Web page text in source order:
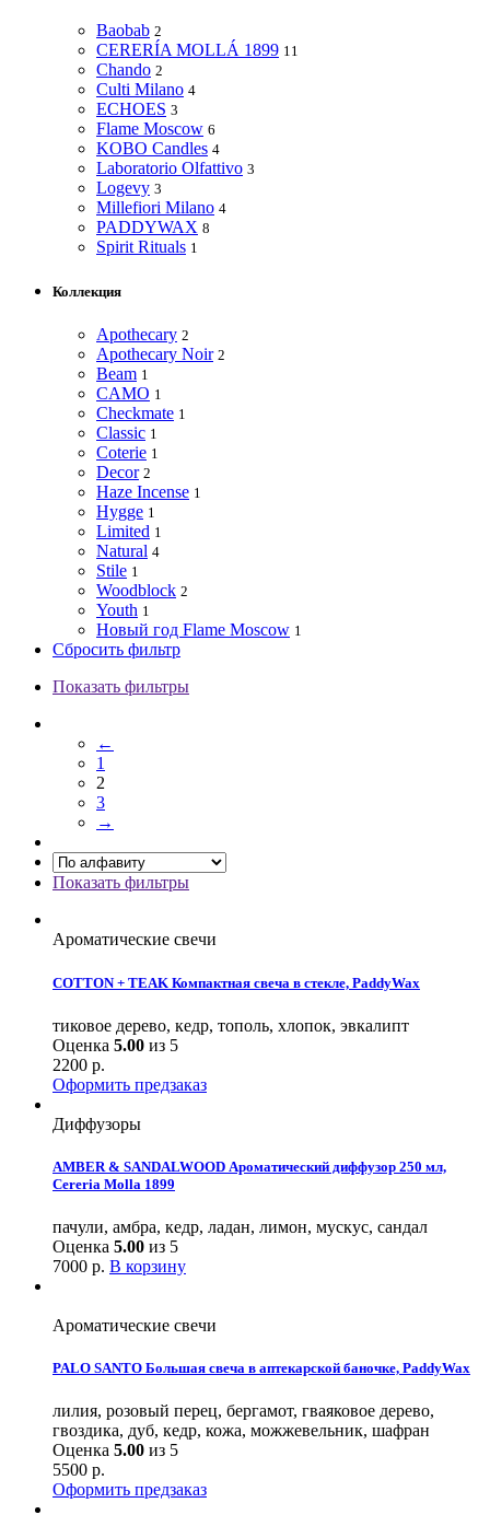
Baobab 2
CERERÍA MOLLÁ 1899 11
Chando 2
Culti Milano 4
ECHOES 3
Flame Moscow 6
KOBO Candles 4
Laboratorio Olfattivo 3
Logevy 3
Millefiori Milano 4
PADDYWAX 8
Spirit Rituals 1
Коллекция
Apothecary 2
Apothecary Noir 2
Beam 1
CAMO 1
Checkmate 1
Classic 1
Coterie 1
Decor 2
Haze Incense 1
Hygge 1
Limited 1
Natural 4
Stile 1
Woodblock 2
Youth 1
Новый год Flame Moscow 1
Сбросить фильтр
Показать фильтры
←
1
2
3
→
Показать фильтры
Ароматические свечи
COTTON + TEAK Компактная свеча в стекле, PaddyWax
тиковое дерево, кедр, тополь, хлопок, эвкалипт
Оценка 5.00 из 5
2200 р.
Оформить предзаказ
Диффузоры
AMBER & SANDALWOOD Ароматический диффузор 250 мл,
Cereria Molla 1899
пачули, амбра, кедр, ладан, лимон, мускус, сандал
Оценка 5.00 из 5
7000 р. В корзину
Ароматические свечи
PALO SANTO Большая свеча в аптекарской баночкe, PaddyWax
лилия, розовый перец, бергамот, гваяковое дерево,
гвоздика, дуб, кедр, кожа, можжевельник, шафран
Оценка 5.00 из 5
5500 р.
Оформить предзаказ